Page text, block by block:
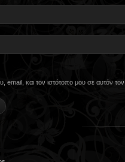
email, και τον ιστότοπο μου σε αυτόν